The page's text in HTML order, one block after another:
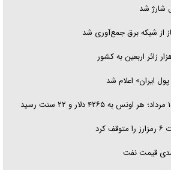
شارژ شد
ایران» اعلام شد
قیمت نفت